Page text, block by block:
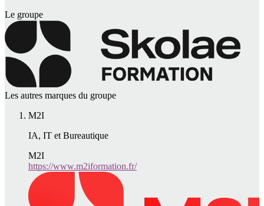
Le groupe
Les autres marques du groupe
M2I
IA, IT et Bureautique
M2I
https://www.m2iformation.fr/